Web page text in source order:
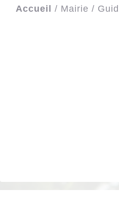
Accueil / Mairie /